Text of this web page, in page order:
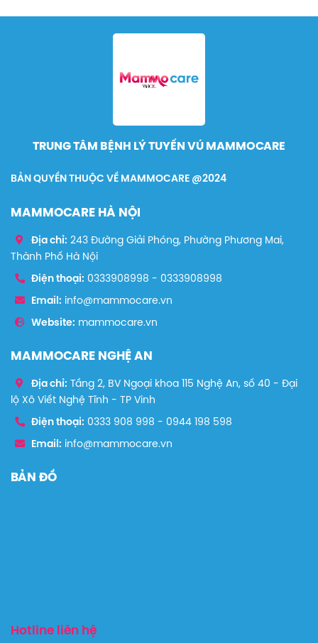
TRUNG TÂM BỆNH LÝ TUYẾN VÚ MAMMOCARE
BẢN QUYỀN THUỘC VỀ MAMMOCARE @2024
MAMMOCARE HÀ NỘI
Địa chỉ: 243 Đường Giải Phóng, Phường Phương Mai,
Thành Phố Hà Nội
Điện thoại: 0333908998 - 0333908998
Email: info@mammocare.vn
Website: mammocare.vn
MAMMOCARE NGHỆ AN
Địa chỉ: Tầng 2, BV Ngoại khoa 115 Nghệ An, số 40 - Đại
lộ Xô Viết Nghệ Tĩnh - TP Vinh
Điện thoại: 0333 908 998 - 0944 198 598
Email: info@mammocare.vn
BẢN ĐỒ
Hotline liên hệ